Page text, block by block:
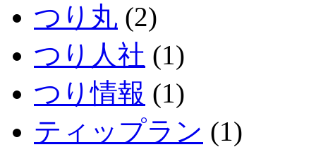
つり丸 (2)
つり人社 (1)
つり情報 (1)
ティップラン (1)